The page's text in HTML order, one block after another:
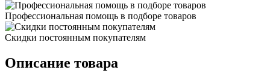
Профессиональная помощь в подборе товаров
Скидки постоянным покупателям
Описание товара